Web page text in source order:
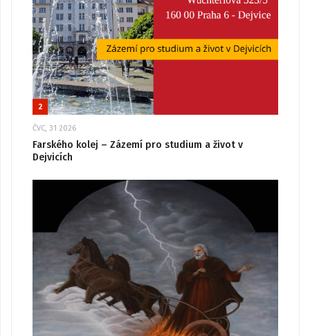
2
ČVC, 31 2026
Farského kolej – Zázemí pro studium a život v
Dejvicích